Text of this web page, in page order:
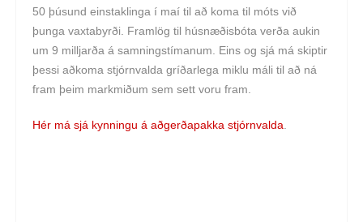
50 þúsund einstaklinga í maí til að koma til móts við
þunga vaxtabyrði. Framlög til húsnæðisbóta verða aukin
um 9 milljarða á samningstímanum. Eins og sjá má skiptir
þessi aðkoma stjórnvalda gríðarlega miklu máli til að ná
fram þeim markmiðum sem sett voru fram.
Hér má sjá kynningu á aðgerðapakka stjórnvalda